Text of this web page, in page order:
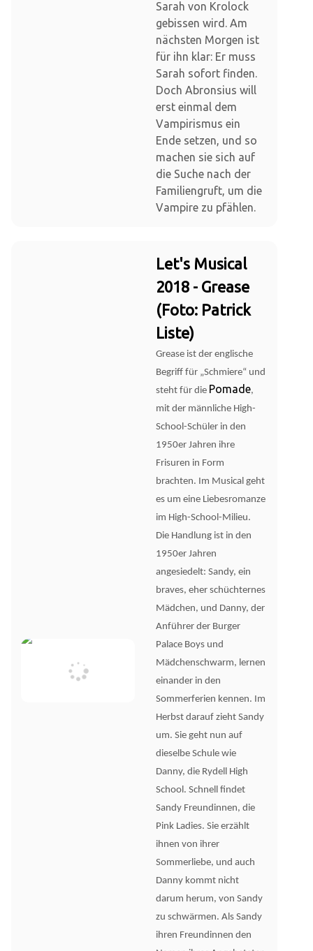
Sarah von Krolock
gebissen wird. Am
nächsten Morgen ist
für ihn klar: Er muss
Sarah sofort finden.
Doch Abronsius will
erst einmal dem
Vampirismus ein
Ende setzen, und so
machen sie sich auf
die Suche nach der
Familiengruft, um die
Vampire zu pfählen.
Let's Musical
2018 - Grease
(Foto: Patrick
Liste)
Grease ist der englische
Begriff für „Schmiere“ und
steht für die Pomade,
mit der männliche High-
School-Schüler in den
1950er Jahren ihre
Frisuren in Form
brachten. Im Musical geht
es um eine Liebesromanze
im High-School-Milieu.
Die Handlung ist in den
1950er Jahren
angesiedelt: Sandy, ein
braves, eher schüchternes
Mädchen, und Danny, der
Anführer der Burger
Palace Boys und
Mädchenschwarm, lernen
einander in den
Sommerferien kennen. Im
Herbst darauf zieht Sandy
um. Sie geht nun auf
dieselbe Schule wie
Danny, die Rydell High
School. Schnell findet
Sandy Freundinnen, die
Pink Ladies. Sie erzählt
ihnen von ihrer
Sommerliebe, und auch
Danny kommt nicht
darum herum, von Sandy
zu schwärmen. Als Sandy
ihren Freundinnen den